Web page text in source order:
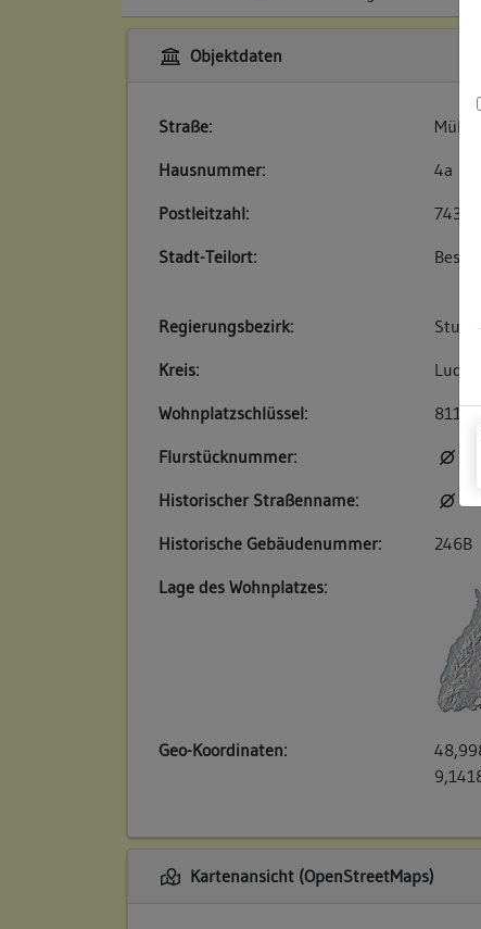
Objektdaten
Straße:
Hausnummer:
4a
Postleitzahl:
74354
Stadt-Teilort:
Regierungsbezirk:
Kreis:
Wohnplatzschlüssel:
Flurstücknummer:
Historischer Straßenname:
Historische Gebäudenummer:
246B
Lage des Wohnplatzes:
Geo-Koordinaten:
Kartenansicht (OpenStreetMaps)